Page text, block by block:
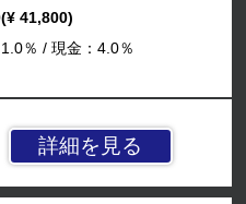
詳細を見る
41,800)
％ / 現金：4.0％